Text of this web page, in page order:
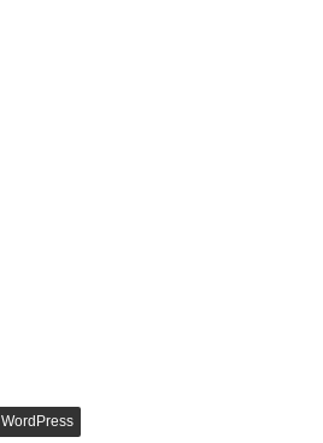
WordPress